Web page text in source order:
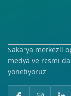
Kılavuzlar
Kurtuluş
Namık Kemal
Sakarya merkezli
medya ve resmi
yönetiyoruz.